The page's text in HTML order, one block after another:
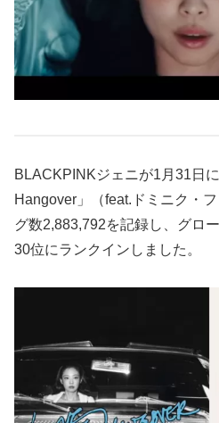
BLACKPINKジェニが1月31日
Hangover」（feat.ドミニク・
グ数2,883,792を記録し、グロ
30位にランクインしました。